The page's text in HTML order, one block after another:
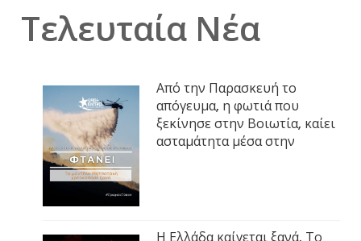
Τελευταία Νέα
Από την Παρασκευή το
απόγευμα, η φωτιά που
ξεκίνησε στην Βοιωτία, καίει
ασταμάτητα μέσα στην